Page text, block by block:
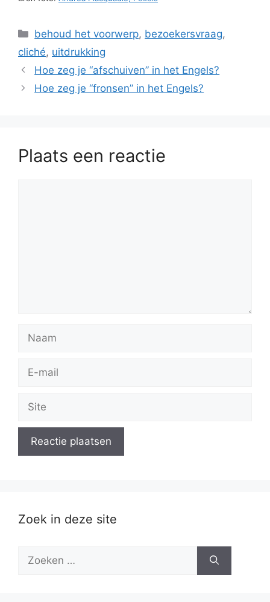
Categorieën
behoud het voorwerp, bezoekersvraag,
cliché, uitdrukking
Hoe zeg je “afschuiven” in het Engels?
Hoe zeg je “fronsen” in het Engels?
Plaats een reactie
mail
Zoek in deze site
naar: